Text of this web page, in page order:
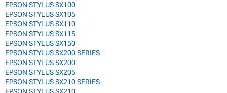
EPSON STYLUS SX100
EPSON STYLUS SX105
EPSON STYLUS SX110
EPSON STYLUS SX115
EPSON STYLUS SX150
EPSON STYLUS SX200 SERIES
EPSON STYLUS SX200
EPSON STYLUS SX205
EPSON STYLUS SX210 SERIES